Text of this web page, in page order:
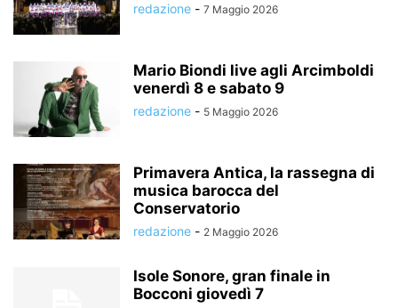
redazione - 7 Maggio 2026
Mario Biondi live agli Arcimboldi
venerdì 8 e sabato 9
redazione - 5 Maggio 2026
Primavera Antica, la rassegna di
musica barocca del
Conservatorio
redazione - 2 Maggio 2026
Isole Sonore, gran finale in
Bocconi giovedì 7